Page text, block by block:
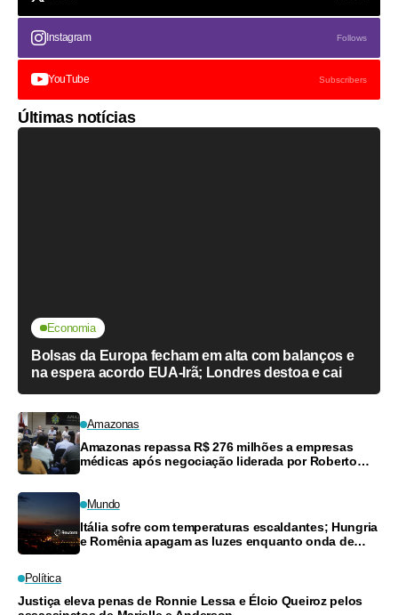
Instagram Follows
YouTube Subscribers
Últimas notícias
Economia
Bolsas da Europa fecham em alta com balanços e
na espera acordo EUA-Irã; Londres destoa e cai
Amazonas
Amazonas repassa R$ 276 milhões a empresas
médicas após negociação liderada por Roberto
Mundo
Itália sofre com temperaturas escaldantes; Hungria
e Romênia apagam as luzes enquanto onda de
Política
Justiça eleva penas de Ronnie Lessa e Élcio Queiroz pelos